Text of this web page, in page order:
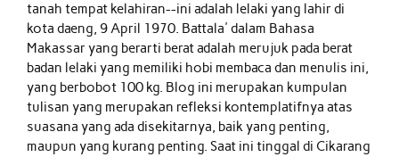
tanah tempat kelahiran--ini adalah lelaki yang lahir di
kota daeng, 9 April 1970. Battala' dalam Bahasa
Makassar yang berarti berat adalah merujuk pada berat
badan lelaki yang memiliki hobi membaca dan menulis ini,
yang berbobot 100 kg. Blog ini merupakan kumpulan
tulisan yang merupakan refleksi kontemplatifnya atas
suasana yang ada disekitarnya, baik yang penting,
maupun yang kurang penting. Saat ini tinggal di Cikarang